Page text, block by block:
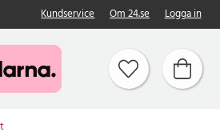
Kundservice Om 24.se Logga in